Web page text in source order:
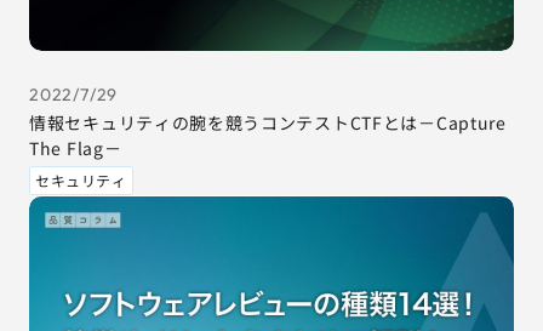
2022/7/29
情報セキュリティの腕を競うコンテストCTFとは－Capture
The Flag－
セキュリティ